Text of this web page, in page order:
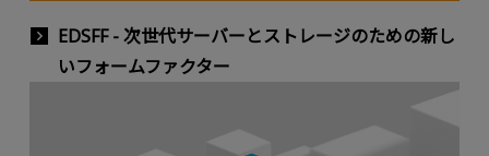
EDSFF - 次世代サーバーとストレージのための新し
いフォームファクター